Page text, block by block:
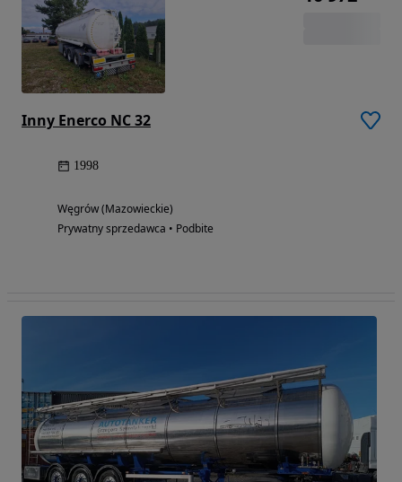
Inny Enerco NC 32
1998
Węgrów (Mazowieckie)
Prywatny sprzedawca • Podbite